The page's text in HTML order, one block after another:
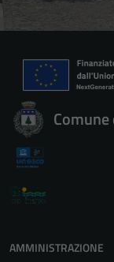
AMMINISTRAZIONE